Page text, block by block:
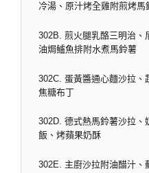
冷湯、原汁烤全雞附煎烤馬
302B. 煎火腿乳酪三明治、
油焗鱸魚排附水煮馬鈴薯
302C. 蛋黃醬通心麵沙拉、
焦糖布丁
302D. 德式熱馬鈴薯沙拉、
飯、烤蘋果奶酥
302E. 主廚沙拉附油醋汁、